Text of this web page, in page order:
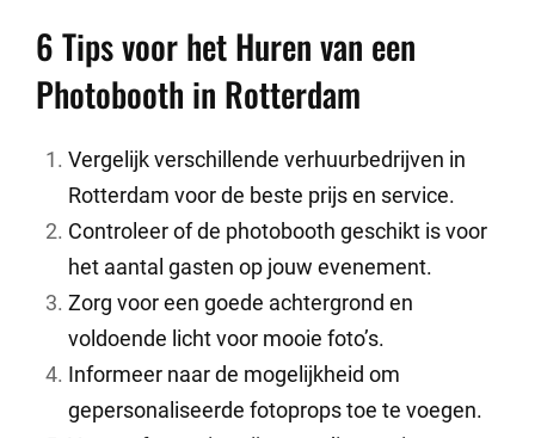
6 Tips voor het Huren van een
Photobooth in Rotterdam
Vergelijk verschillende verhuurbedrijven in
Rotterdam voor de beste prijs en service.
Controleer of de photobooth geschikt is voor
het aantal gasten op jouw evenement.
Zorg voor een goede achtergrond en
voldoende licht voor mooie foto’s.
Informeer naar de mogelijkheid om
gepersonaliseerde fotoprops toe te voegen.